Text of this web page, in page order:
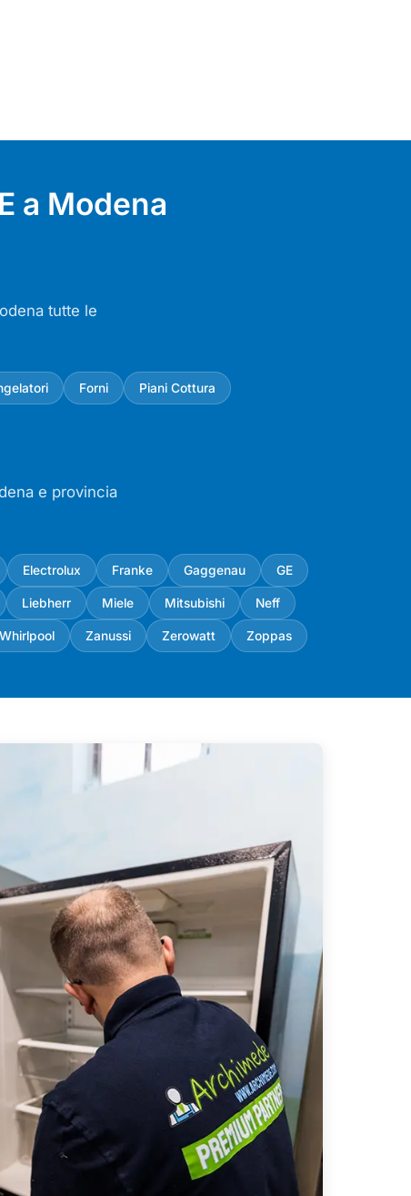
a Modena
tutte le
Forni Piani Cottura
e provincia
Electrolux Franke Gaggenau GE
Liebherr Miele Mitsubishi Neff
Whirlpool Zanussi Zerowatt Zoppas